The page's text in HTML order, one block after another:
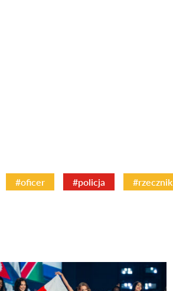
#oficer #policja #rzecznik